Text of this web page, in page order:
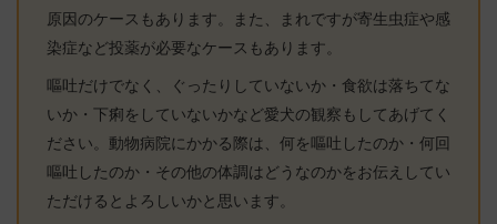
原因のケースもあります。また、まれですが寄生虫症や感
染症など投薬が必要なケースもあります。
嘔吐だけでなく、ぐったりしていないか・食欲は落ちてな
いか・下痢をしていないかなど愛犬の観察もしてあげてく
ださい。動物病院にかかる際は、何を嘔吐したのか・何回
嘔吐したのか・その他の体調はどうなのかをお伝えしてい
ただけるとよろしいかと思います。